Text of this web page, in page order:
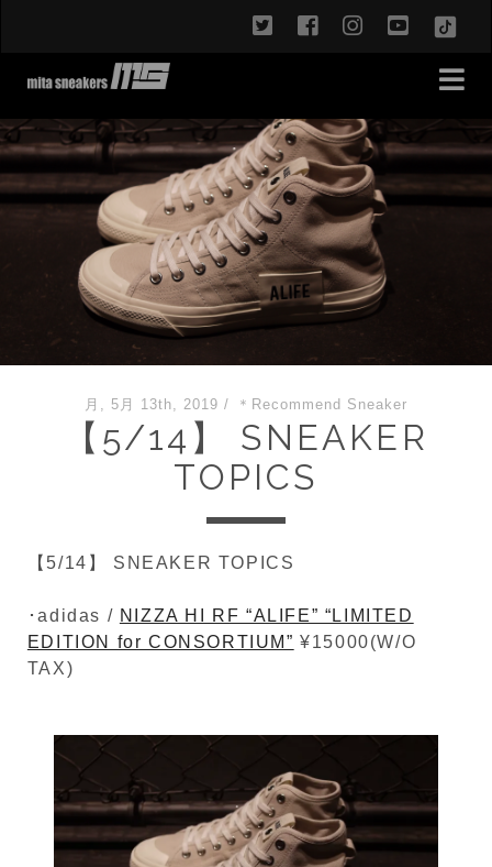
twitterfacebookinstagram
月, 5月 13th, 2019 / ＊Recommend Sneaker
【5/14】 SNEAKER
TOPICS
【5/14】 SNEAKER TOPICS
･adidas / NIZZA HI RF “ALIFE” “LIMITED
EDITION for CONSORTIUM” ¥15000(W/O
TAX)